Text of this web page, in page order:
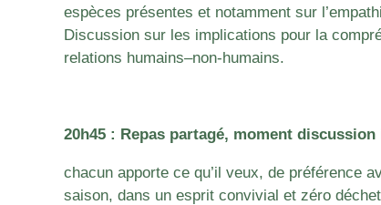
espèces présentes et notamment sur
Discussion sur les implications pour la
relations humains–non-humains.
20h45 : Repas partagé, moment
chacun apporte ce qu’il veux, de préférence
saison, dans un esprit convivial et zéro